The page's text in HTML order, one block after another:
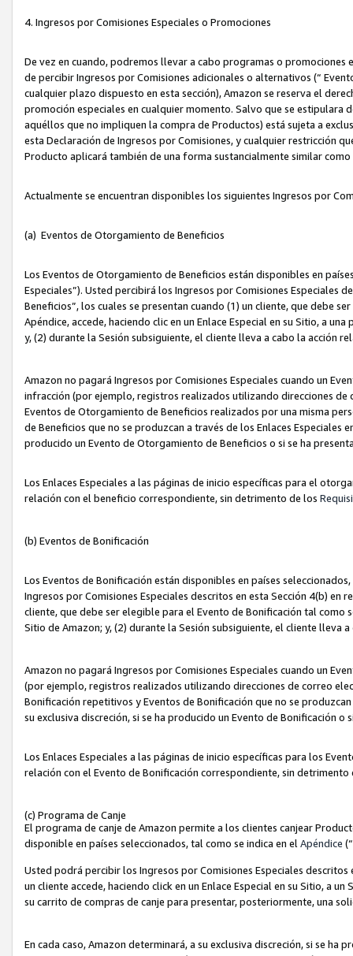
4. Ingresos por Comisiones Especiales o Promociones
De vez en cuando, podremos llevar a cabo programas o
de percibir Ingresos por Comisiones adicionales o alternativos (“
cualquier plazo dispuesto en esta sección), Amazon se reserva el
promoción especiales en cualquier momento. Salvo que se
aquéllos que no impliquen la compra de Productos) está sujeta a
esta Declaración de Ingresos por Comisiones, y cualquier restricción
Producto aplicará también de una forma sustancialmente similar
Actualmente se encuentran disponibles los siguientes Ingresos por
(a) Eventos de Otorgamiento de Beneficios
Los Eventos de Otorgamiento de Beneficios están disponibles en
Especiales”). Usted percibirá los Ingresos por Comisiones Especiales
Beneficios”, los cuales se presentan cuando (1) un cliente, que debe
Apéndice, accede, haciendo clic en un Enlace Especial en su Sitio, a
y, (2) durante la Sesión subsiguiente, el cliente lleva a cabo la acción
Amazon no pagará Ingresos por Comisiones Especiales cuando un
infracción (por ejemplo, registros realizados utilizando direcciones
Eventos de Otorgamiento de Beneficios realizados por una misma
de Beneficios que no se produzcan a través de los Enlaces Especiales
producido un Evento de Otorgamiento de Beneficios o si se ha
Los Enlaces Especiales a las páginas de inicio específicas para el
relación con el beneficio correspondiente, sin detrimento de los
(b) Eventos de Bonificación
Los Eventos de Bonificación están disponibles en países
Ingresos por Comisiones Especiales descritos en esta Sección 4(b) en
cliente, que debe ser elegible para el Evento de Bonificación tal como
Sitio de Amazon; y, (2) durante la Sesión subsiguiente, el cliente lleva
Amazon no pagará Ingresos por Comisiones Especiales cuando un
(por ejemplo, registros realizados utilizando direcciones de correo
Bonificación repetitivos y Eventos de Bonificación que no se
su exclusiva discreción, si se ha producido un Evento de Bonificación
Los Enlaces Especiales a las páginas de inicio específicas para los
relación con el Evento de Bonificación correspondiente, sin
(c) Programa de Canje
El programa de canje de Amazon permite a los clientes canjear
disponible en países seleccionados, tal como se indica en el Apéndice
Usted podrá percibir los Ingresos por Comisiones Especiales
un cliente accede, haciendo click en un Enlace Especial en su Sitio, a
su carrito de compras de canje para presentar, posteriormente, una
En cada caso, Amazon determinará, a su exclusiva discreción, si se